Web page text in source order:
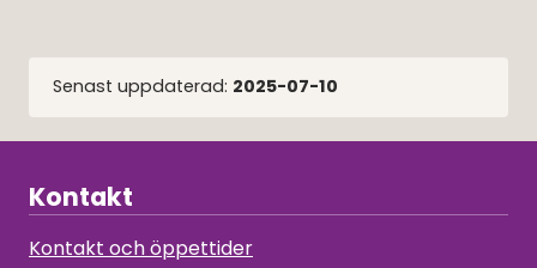
Senast uppdaterad: 2025-07-10
Kontakt
Kontakt och öppettider